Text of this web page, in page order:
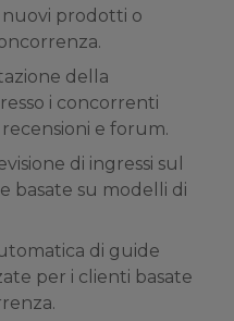
prodotti o
della
i concorrenti
e forum.
di ingressi sul
basate su modelli di
di guide
per i clienti basate